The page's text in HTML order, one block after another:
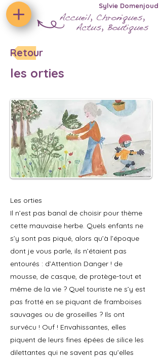
Sylvie Domenjoud
Retour
les orties
Les orties
Il n’est pas banal de choisir pour thème
cette mauvaise herbe. Quels enfants ne
s’y sont pas piqué, alors qu’à l’époque
dont je vous parle, ils n’étaient pas
entourés : d’Attention Danger ! de
mousse, de casque, de protège-tout et
même de la vie ? Quel touriste ne s’y est
pas frotté en se piquant de framboises
sauvages ou de groseilles ? Ils ont
survécu ! Ouf ! Envahissantes, elles
piquent de leurs fines épées de silice les
dilettantes qui ne savent pas qu’elles